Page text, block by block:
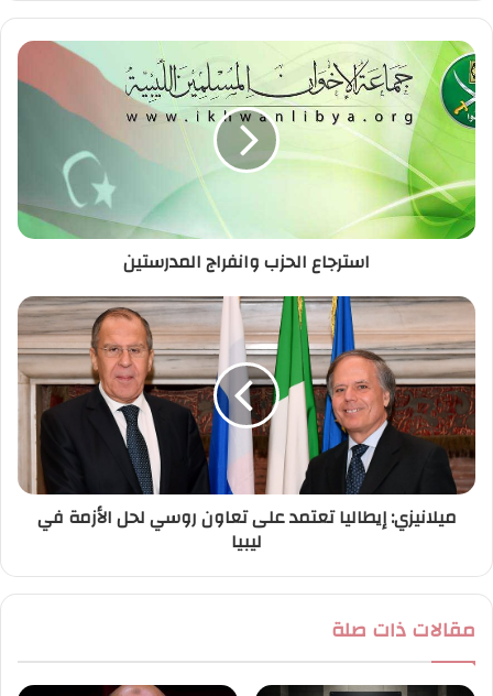
د
ك
ا
ل
ك
ت
ر
ي
استرجاع الحزب وانفراج المدرستين
ميلانيزي: إيطاليا تعتمد على تعاون روسي لحل الأزمة في
ليبيا
مقالات ذات صلة